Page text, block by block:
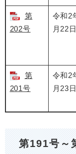
第
202号
令和2
月22日
第
201号
令和2
月23日
第191号～